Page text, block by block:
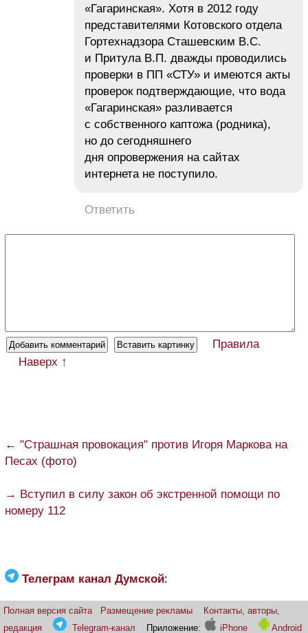
«Гагаринская». Хотя в 2012 году
представителями Котовского отдела
Гортехнадзора Сташевским В.С.
и Притула В.П. дважды проводились
проверки в ПП «СТУ» и имеются акты
проверок подтверждающие, что вода
«Гагаринская» разливается
с собственного каптожа (родника),
но до сегодняшнего
дня опровержения на сайтах
интернета не поступило.
Ответить
Правила
Наверх ↑
← "Страшная провокация" против Игоря Маркова на
Песах (фото)
→ Вступил в силу закон об экстренной помощи по
номеру 112
Телеграм канал Думской:
Полная версия сайта Размещение рекламы
Контакты, авторы,
редакция
Telegram-канал Приложение: iPhone Android